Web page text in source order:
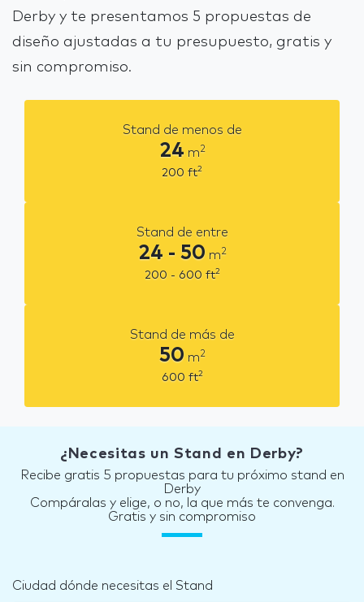
Derby y te presentamos 5 propuestas de
diseño ajustadas a tu presupuesto, gratis y
sin compromiso.
Stand de menos de
24 m2
200 ft2
Stand de entre
24 - 50 m2
200 - 600 ft2
Stand de más de
50 m2
600 ft2
¿Necesitas un Stand en Derby?
Recibe gratis 5 propuestas para tu próximo stand en
Derby
Compáralas y elige, o no, la que más te convenga.
Gratis y sin compromiso
Ciudad dónde necesitas el Stand